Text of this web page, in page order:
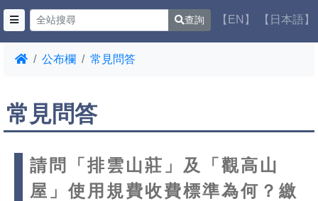
查詢 【EN】 【日本語】
公布欄 常見問答
常見問答
請問「排雲山莊」及「觀高山
屋」使用規費收費標準為何？繳